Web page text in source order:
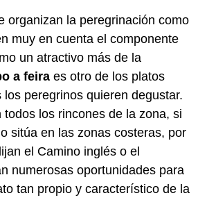
organizan la peregrinación como
muy en cuenta el componente
un atractivo más de la
a feira es otro de los platos
peregrinos quieren degustar.
todos los rincones de la zona, si
sitúa en las zonas costeras, por
el Camino inglés o el
numerosas oportunidades para
tan propio y característico de la